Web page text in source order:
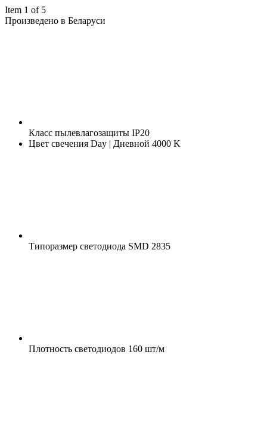
Item 1 of 5
Произведено в Беларуси
Класс пылевлагозащиты IP20
Цвет свечения Day | Дневной 4000 K
Типоразмер светодиода SMD 2835
Плотность светодиодов 160 шт/м